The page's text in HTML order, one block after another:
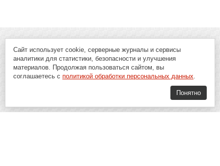
Сайт использует cookie, серверные журналы и сервисы
аналитики для статистики, безопасности и улучшения
материалов. Продолжая пользоваться сайтом, вы
соглашаетесь с политикой обработки персональных данных.
Понятно